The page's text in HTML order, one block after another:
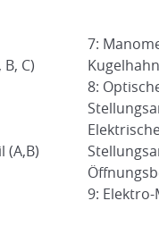
C)
(A,B)
7:
8:
9: